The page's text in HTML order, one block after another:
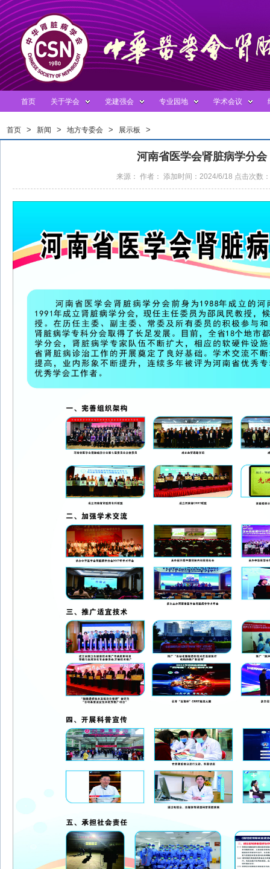
首页 关于学会 党建强会 专业园地 学术会议
首页 > 新闻 > 地方专委会 > 展示板 >
河南省医学会肾脏病学分会
来源： 作者： 添加时间：2024/6/18 点击次数